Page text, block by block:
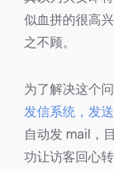
似血拼的很高
之不顾。
为了解决这个
发信系统，发
自动发 mail，
功让访客回心